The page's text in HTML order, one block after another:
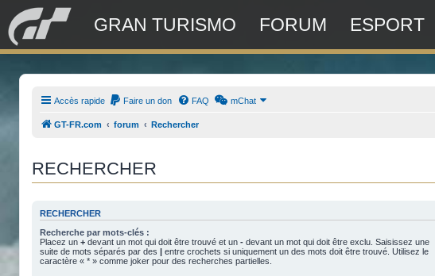
GRAN TURISMO FORUM ESPORT
Accès rapide Faire un don FAQ mChat
GT-FR.com forum Rechercher
RECHERCHER
RECHERCHER
Recherche par mots-clés :
Placez un+ devant un mot qui doit être trouvé et un- devant un mot qui doit être exclu. Saisissez une
suite de mots séparés par des| entre crochets si uniquement un des mots doit être trouvé. Utilisez le
caractère « * » comme joker pour des recherches partielles.